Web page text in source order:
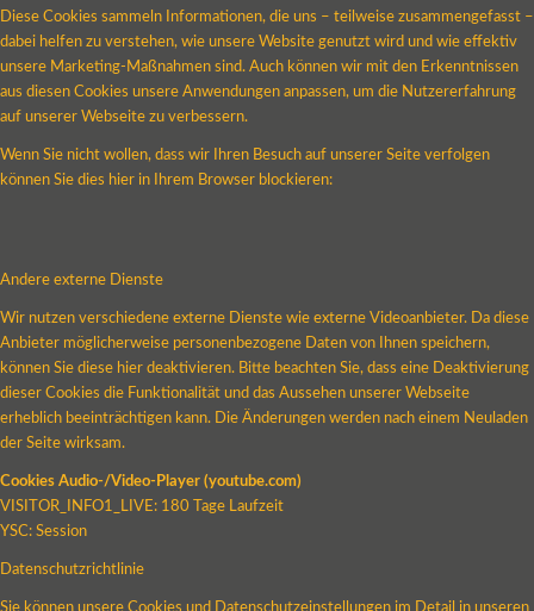
Diese Cookies sammeln Informationen, die uns – teilweise zusammengefasst –
dabei helfen zu verstehen, wie unsere Website genutzt wird und wie effektiv
unsere Marketing-Maßnahmen sind. Auch können wir mit den Erkenntnissen
aus diesen Cookies unsere Anwendungen anpassen, um die Nutzererfahrung
auf unserer Webseite zu verbessern.
Wenn Sie nicht wollen, dass wir Ihren Besuch auf unserer Seite verfolgen
können Sie dies hier in Ihrem Browser blockieren:
Andere externe Dienste
Wir nutzen verschiedene externe Dienste wie externe Videoanbieter. Da diese
Anbieter möglicherweise personenbezogene Daten von Ihnen speichern,
können Sie diese hier deaktivieren. Bitte beachten Sie, dass eine Deaktivierung
dieser Cookies die Funktionalität und das Aussehen unserer Webseite
erheblich beeinträchtigen kann. Die Änderungen werden nach einem Neuladen
der Seite wirksam.
Cookies Audio-/Video-Player (youtube.com)
VISITOR_INFO1_LIVE: 180 Tage Laufzeit
YSC: Session
Datenschutzrichtlinie